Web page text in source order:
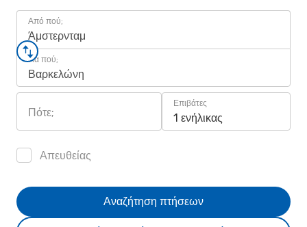
Από πού;
Άμστερνταμ
Για πού;
Βαρκελώνη
Πότε;
Επιβάτες
1 ενήλικας
Απευθείας
Αναζήτηση πτήσεων